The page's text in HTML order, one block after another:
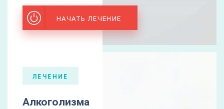
НАЧАТЬ ЛЕЧЕНИЕ
ЛЕЧЕНИЕ
Алкоголизма